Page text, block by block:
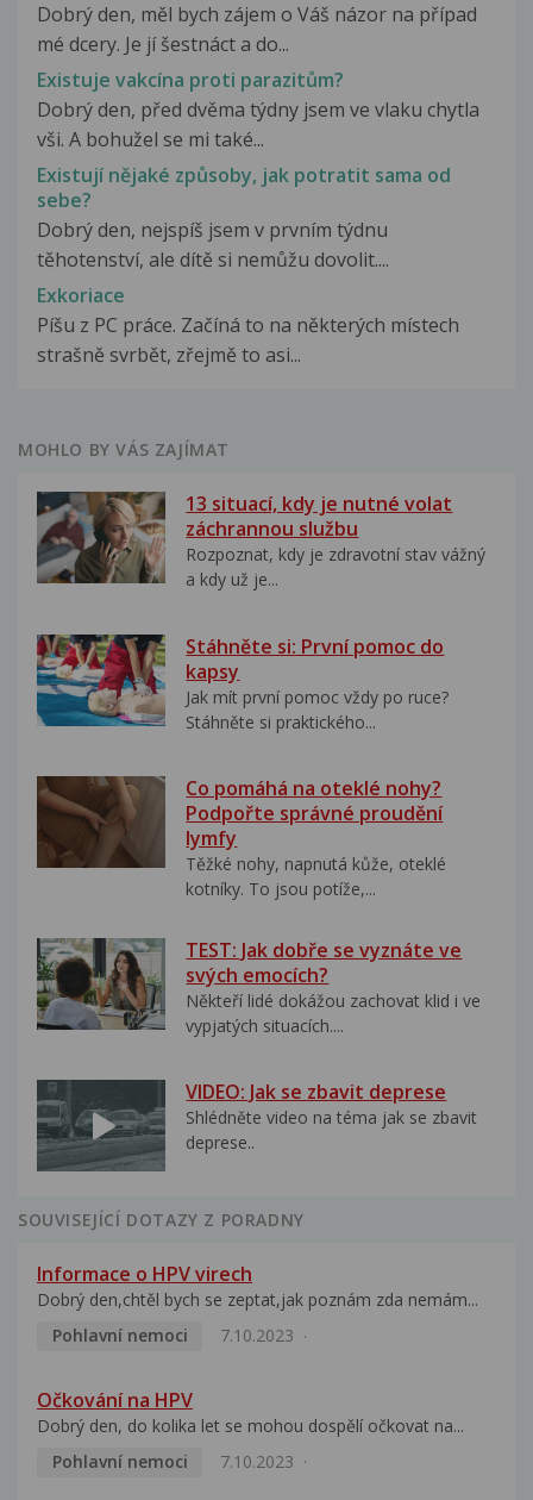
Dobrý den, měl bych zájem o Váš názor na případ
mé dcery. Je jí šestnáct a do...
Existuje vakcína proti parazitům?
Dobrý den, před dvěma týdny jsem ve vlaku chytla
vši. A bohužel se mi také...
Existují nějaké způsoby, jak potratit sama od
sebe?
Dobrý den, nejspíš jsem v prvním týdnu
těhotenství, ale dítě si nemůžu dovolit....
Exkoriace
Píšu z PC práce. Začíná to na některých místech
strašně svrbět, zřejmě to asi...
MOHLO BY VÁS ZAJÍMAT
13 situací, kdy je nutné volat
záchrannou službu
Rozpoznat, kdy je zdravotní stav vážný
a kdy už je...
Stáhněte si: První pomoc do
kapsy
Jak mít první pomoc vždy po ruce?
Stáhněte si praktického...
Co pomáhá na oteklé nohy?
Podpořte správné proudění
lymfy
Těžké nohy, napnutá kůže, oteklé
kotníky. To jsou potíže,...
TEST: Jak dobře se vyznáte ve
svých emocích?
Někteří lidé dokážou zachovat klid i ve
vypjatých situacích....
VIDEO: Jak se zbavit deprese
Shlédněte video na téma jak se zbavit
deprese..
SOUVISEJÍCÍ DOTAZY Z PORADNY
Informace o HPV virech
Dobrý den,chtěl bych se zeptat,jak poznám zda nemám...
Pohlavní nemoci
7.10.2023
Očkování na HPV
Dobrý den, do kolika let se mohou dospělí očkovat na...
Pohlavní nemoci
7.10.2023